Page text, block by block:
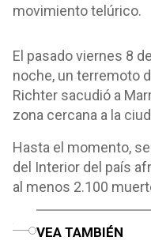
movimiento telúrico.
El pasado viernes 8
noche, un terremoto
Richter sacudió a
zona cercana a la
Hasta el momento,
del Interior del país
al menos 2.100
VEA TAMBIÉN